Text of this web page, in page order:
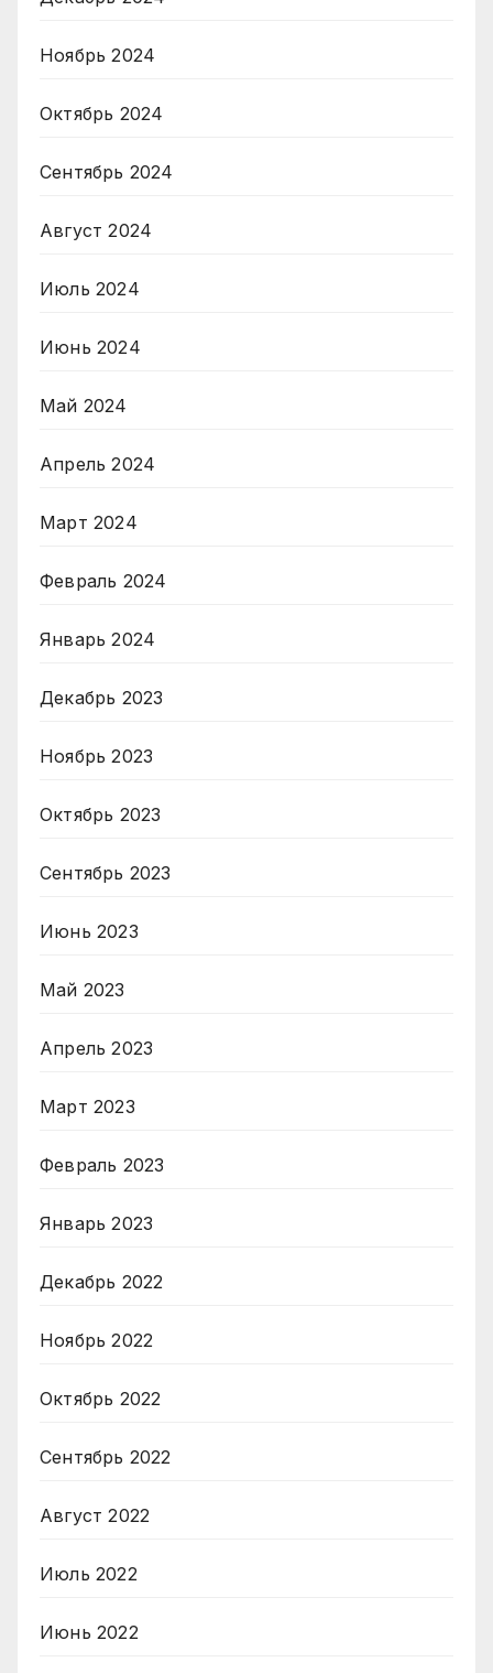
Ноябрь 2024
Октябрь 2024
Сентябрь 2024
Август 2024
Июль 2024
Июнь 2024
Май 2024
Апрель 2024
Март 2024
Февраль 2024
Январь 2024
Декабрь 2023
Ноябрь 2023
Октябрь 2023
Сентябрь 2023
Июнь 2023
Май 2023
Апрель 2023
Март 2023
Февраль 2023
Январь 2023
Декабрь 2022
Ноябрь 2022
Октябрь 2022
Сентябрь 2022
Август 2022
Июль 2022
Июнь 2022